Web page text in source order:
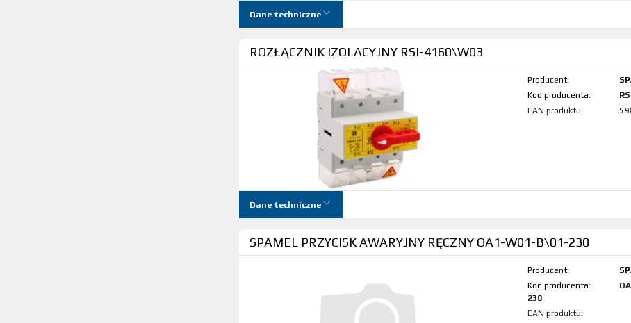
Dane techniczne
ROZŁĄCZNIK IZOLACYJNY RSI-4160\W03
Producent:
Kod produktu:
EAN produktu:
Dane techniczne
SPAMEL PRZYCISK AWARYJNY RĘCZNY OA1-W01-B\01-230
Producent:
Kod produktu:
230
EAN produktu: